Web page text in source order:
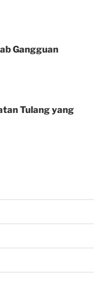
Gangguan
Tulang yang